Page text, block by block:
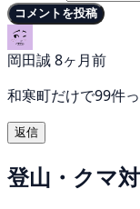
コメントを投稿
岡田誠8ヶ月前
和寒町だけで99件
返信
登山・クマ